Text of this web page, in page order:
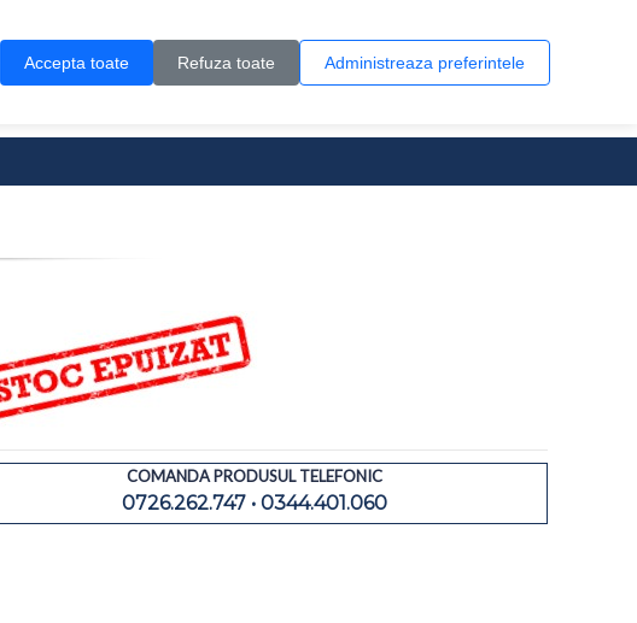
Accepta toate Refuza toate Administreaza preferintele
0 produs(e)
COMANDA PRODUSUL TELEFONIC
0726.262.747 • 0344.401.060